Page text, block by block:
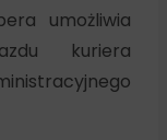
umożliwia
kuriera